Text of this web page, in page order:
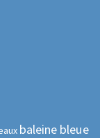
baleine bleue